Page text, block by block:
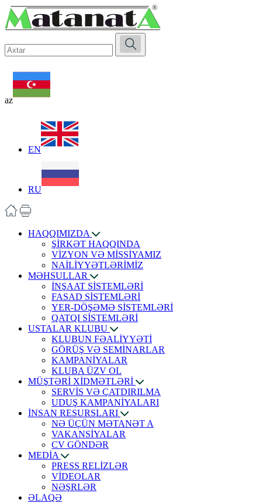
az
EN
RU
HAQQIMIZDA
ŞİRKƏT HAQQINDA
VİZYON VƏ MİSSİYAMIZ
NAİLİYYƏTLƏRİMİZ
MƏHSULLAR
İNŞAAT SİSTEMLƏRİ
FASAD SİSTEMLƏRİ
YER-DÖŞƏMƏ SİSTEMLƏRİ
QATQI SİSTEMLƏRİ
USTALAR KLUBU
KLUBUN FƏALİYYƏTİ
GÖRÜŞ VƏ SEMİNARLAR
KAMPANİYALAR
KLUBA ÜZV OL
MÜŞTƏRİ XİDMƏTLƏRİ
SERVİS VƏ ÇATDIRILMA
UDUŞ KAMPANİYALARI
İNSAN RESURSLARI
NƏ ÜÇÜN MƏTANƏT A
VAKANSİYALAR
CV GÖNDƏR
MEDİA
PRESS RELİZLƏR
VİDEOLAR
NƏŞRLƏR
ƏLAQƏ